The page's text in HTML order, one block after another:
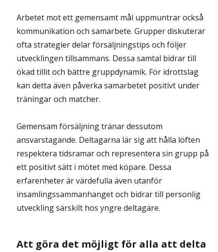
Arbetet mot ett gemensamt mål uppmuntrar också
kommunikation och samarbete. Grupper diskuterar
ofta strategier delar försäljningstips och följer
utvecklingen tillsammans. Dessa samtal bidrar till
ökad tillit och bättre gruppdynamik. För idrottslag
kan detta även påverka samarbetet positivt under
träningar och matcher.
Gemensam försäljning tränar dessutom
ansvarstagande. Deltagarna lär sig att hålla löften
respektera tidsramar och representera sin grupp på
ett positivt sätt i mötet med köpare. Dessa
erfarenheter är värdefulla även utanför
insamlingssammanhanget och bidrar till personlig
utveckling särskilt hos yngre deltagare.
Att göra det möjligt för alla att delta